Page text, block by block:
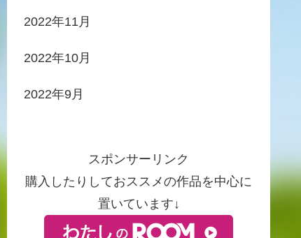
2022年11月
2022年10月
2022年9月
スポンサーリンク
購入したりしておススメの作品を中心に
置いています↓